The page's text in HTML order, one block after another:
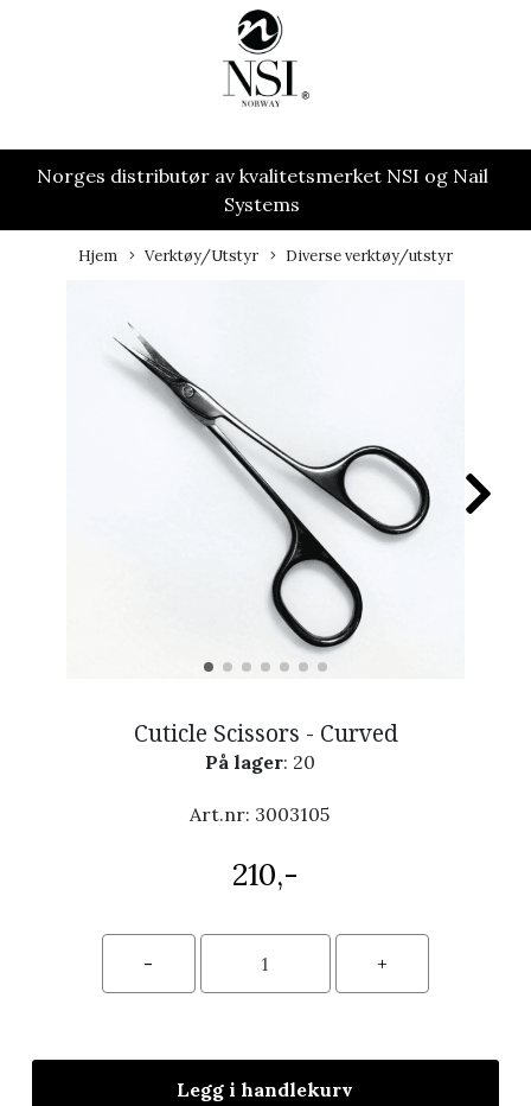
Norges distributør av kvalitetsmerket NSI og Nail
Systems
Hjem Verktøy/Utstyr Diverse verktøy/utstyr
Cuticle Scissors - Curved
På lager: 20
Art.nr: 3003105
210,-
Legg i handlekurv